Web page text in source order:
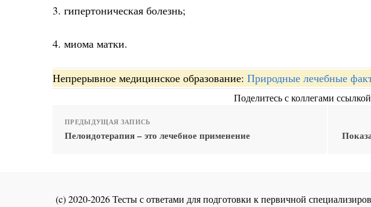
3. гипертоническая болезнь;
4. миома матки.
Непрерывное медицинское образование: Природные лечебные
Поделитесь с коллегами
ПРЕДЫДУЩАЯ ЗАПИСЬ
Пелоидотерапия – это лечебное применение
(c) 2020-2026 Тесты с ответами для подготовки к первичной